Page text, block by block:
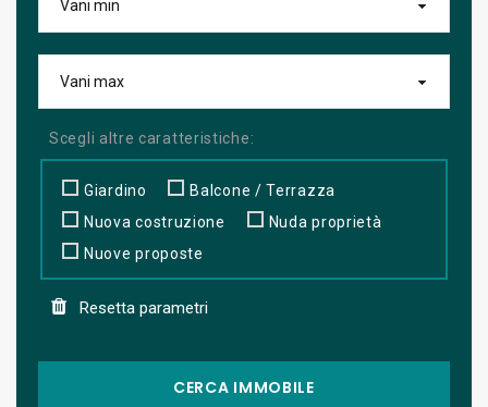
Scegli altre caratteristiche:
Giardino
Balcone / Terrazza
Nuova costruzione
Nuda proprietà
Nuove proposte
Resetta parametri
CERCA IMMOBILE